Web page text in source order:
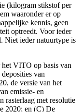
(kilogram stikstof per
waaronder er op
kennis, geen
optreedt. Voor ieder
Niet ieder natuurtype is
VITO op basis van
van
de versie van het
emissie- en
rasterlaag met resolutie
2020; en (C) De